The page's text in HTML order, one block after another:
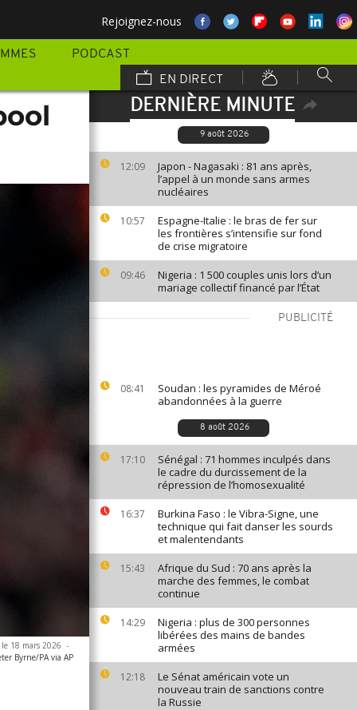
Rejoignez-nous
PODCAST
EN DIRECT
DERNIÈRE MINUTE
9 août 2026
12:09
Japon - Nagasaki : 81 ans après,
l’appel à un monde sans armes
nucléaires
10:57
Espagne-Italie : le bras de fer sur
les frontières s’intensifie sur fond
de crise migratoire
09:46
Nigeria : 1 500 couples unis lors d’un
mariage collectif financé par l’État
PUBLICITÉ
08:41
Soudan : les pyramides de Méroé
abandonnées à la guerre
8 août 2026
17:10
Sénégal : 71 hommes inculpés dans
le cadre du durcissement de la
répression de l’homosexualité
16:37
Burkina Faso : le Vibra-Signe, une
technique qui fait danser les sourds
et malentendants
15:43
Afrique du Sud : 70 ans après la
marche des femmes, le combat
continue
14:29
Nigeria : plus de 300 personnes
libérées des mains de bandes
armées
12:18
Le Sénat américain vote un
nouveau train de sanctions contre
la Russie
18 mars 2026 -
Byrne/PA via AP